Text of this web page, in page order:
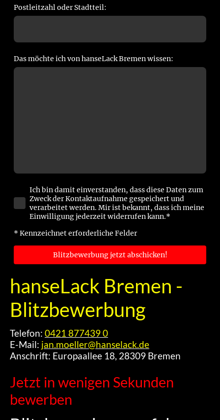
Postleitzahl oder Stadtteil:
Das möchte ich von hanseLack Bremen wissen:
Ich bin damit einverstanden, dass diese Daten zum
Zweck der Kontaktaufnahme gespeichert und
verarbeitet werden. Mir ist bekannt, dass ich meine
Einwilligung jederzeit widerrufen kann.*
* Kennzeichnet erforderliche Felder
Blitzbewerbung jetzt abschicken!
hanseLack Bremen -
Blitzbewerbung
Telefon: 0421 877439 0
E-Mail: jan.moeller@hanselack.de
Anschrift: Europaallee 18, 28309 Bremen
Jetzt in wenigen Sekunden
bewerben